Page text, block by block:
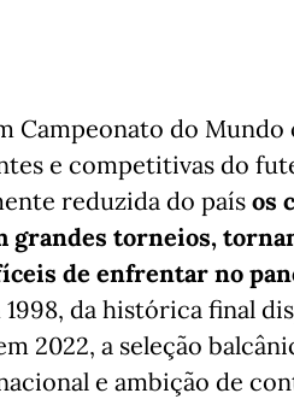
Campeonato do Mundo
e competitivas do
reduzida do país os
grandes torneios,
de enfrentar no
da histórica final
2022, a seleção
e ambição de